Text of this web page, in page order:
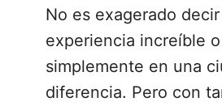
No es exagerado
experiencia increíble
simplemente en una
diferencia. Pero con